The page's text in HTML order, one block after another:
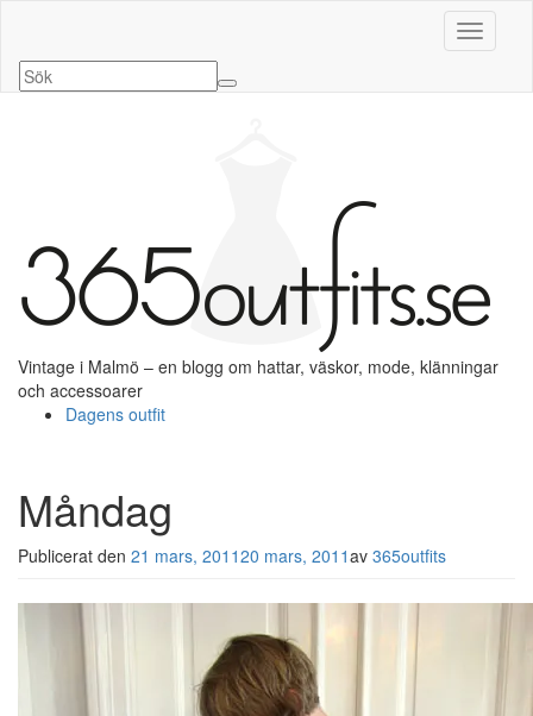
Slå på/
Vintage i Malmö – en blogg om hattar, väskor, mode, klänningar
och accessoarer
Dagens outfit
Måndag
Publicerat den 21 mars, 201120 mars, 2011av 365outfits